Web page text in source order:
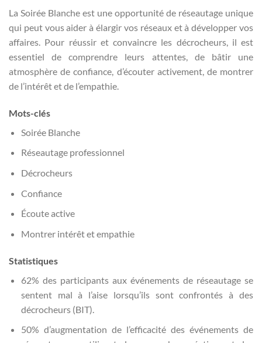
La Soirée Blanche est une opportunité de réseautage unique
qui peut vous aider à élargir vos réseaux et à développer vos
affaires. Pour réussir et convaincre les décrocheurs, il est
essentiel de comprendre leurs attentes, de bâtir une
atmosphère de confiance, d’écouter activement, de montrer
de l’intérêt et de l’empathie.
Mots-clés
Soirée Blanche
Réseautage professionnel
Décrocheurs
Confiance
Écoute active
Montrer intérêt et empathie
Statistiques
62% des participants aux événements de réseautage se
sentent mal à l’aise lorsqu’ils sont confrontés à des
décrocheurs (BIT).
50% d’augmentation de l’efficacité des événements de